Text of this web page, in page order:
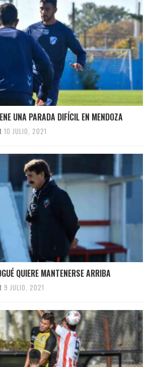
UNA PARADA DIFÍCIL EN MENDOZA
10 JULIO, 2021
QUIERE MANTENERSE ARRIBA
9 JULIO, 2021